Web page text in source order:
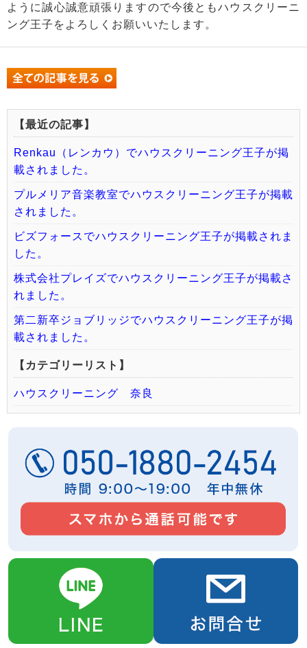
ように誠心誠意頑張りますので今後ともハウスクリーニ
ング王子をよろしくお願いいたします。
【最近の記事】
Renkau（レンカウ）でハウスクリーニング王子が掲
載されました。
プルメリア音楽教室でハウスクリーニング王子が掲載
されました。
ビズフォースでハウスクリーニング王子が掲載されま
した。
株式会社プレイズでハウスクリーニング王子が掲載さ
れました。
第二新卒ジョブリッジでハウスクリーニング王子が掲
載されました。
【カテゴリーリスト】
ハウスクリーニング 奈良